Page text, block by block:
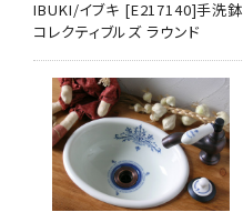
IBUKI/イブキ [E217140]手洗鉢
コレクティブルズ ラウンド